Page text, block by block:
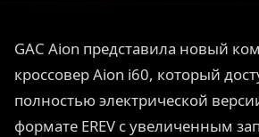
GAC Aion представила новый
кроссовер Aion i60, который
полностью электрической
формате EREV с увеличенным